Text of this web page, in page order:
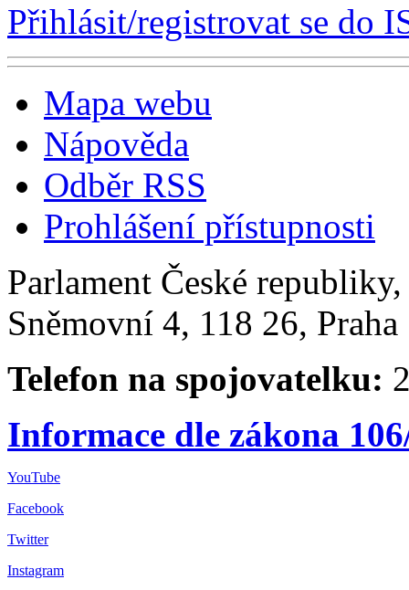
Přihlásit/registrovat se do
Mapa webu
Nápověda
Odběr RSS
Prohlášení přístupnosti
Parlament České
Sněmovní 4, 118 26,
Telefon na spojovatelku:
Informace dle zákona
YouTube
Facebook
Twitter
Instagram